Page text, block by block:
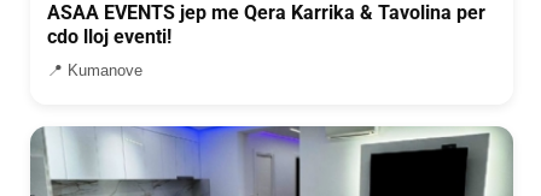
ASAA EVENTS jep me Qera Karrika & Tavolina per
cdo lloj eventi!
📍 Kumanove